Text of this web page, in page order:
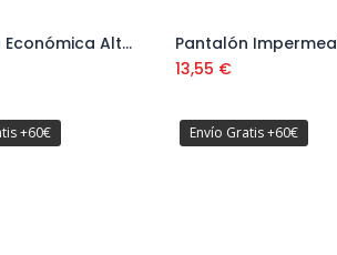
al carrito
Pantalón Económica Alta Visibilidad Amarillo Ref. 388PFEYF
Añadir al carrito
13,55 €
+60€ Envío Gratis +60€